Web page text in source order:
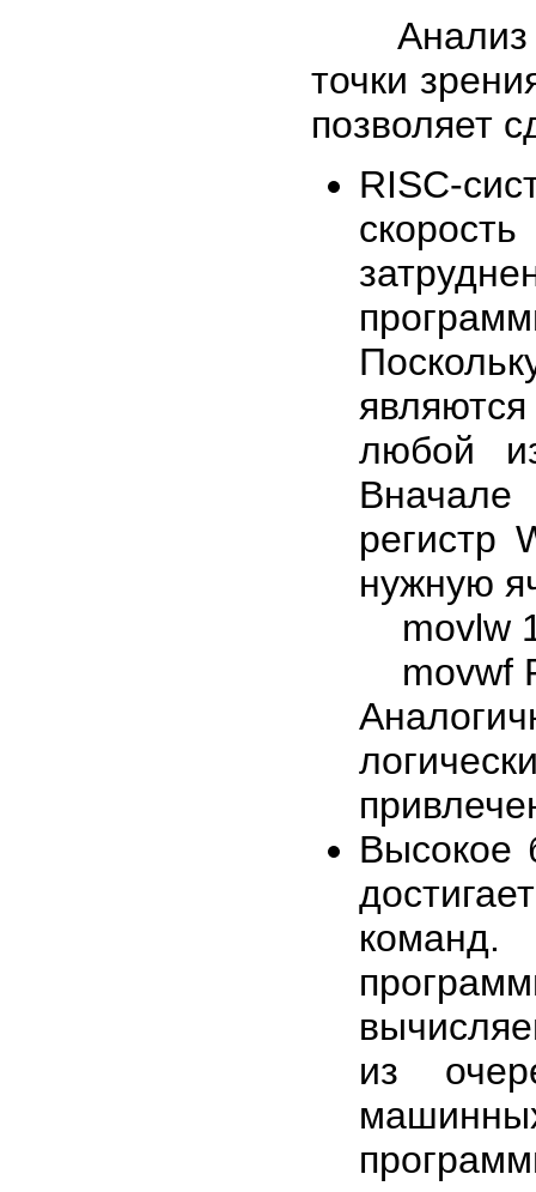
Анализ
точки
позволяет
RISC-
любой
Вначале
регистр
нужную
movlw
movwf
Высокое
команд.
из